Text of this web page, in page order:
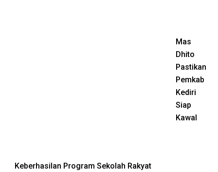
Mas
Dhito
Pastikan
Pemkab
Kediri
Siap
Kawal
Keberhasilan Program Sekolah Rakyat